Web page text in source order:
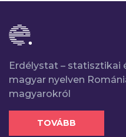
Erdélystat – statisztikai
magyar nyelven
magyarokról
TOVÁBB